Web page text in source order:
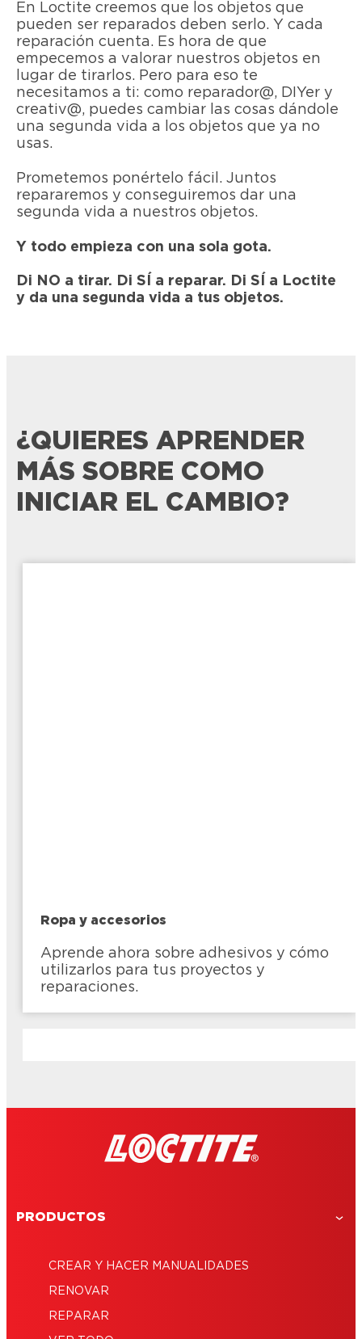
En Loctite creemos que los objetos que
pueden ser reparados deben serlo. Y cada
reparación cuenta. Es hora de que
empecemos a valorar nuestros objetos en
lugar de tirarlos. Pero para eso te
necesitamos a ti: como reparador@, DIYer y
creativ@, puedes cambiar las cosas dándole
una segunda vida a los objetos que ya no
usas.
Prometemos ponértelo fácil. Juntos
repararemos y conseguiremos dar una
segunda vida a nuestros objetos.
Y todo empieza con una sola gota.
Di NO a tirar. Di SÍ a reparar. Di SÍ a Loctite
y da una segunda vida a tus objetos.
¿QUIERES APRENDER
MÁS SOBRE COMO
INICIAR EL CAMBIO?
Ropa y accesorios
Aprende ahora sobre adhesivos y cómo
utilizarlos para tus proyectos y
reparaciones.
PRODUCTOS
CREAR Y HACER MANUALIDADES
RENOVAR
REPARAR